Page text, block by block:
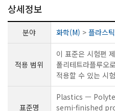
상세정보
분야 화학(M) > 플라스
적용 범위
이 표준은 시험편
폴리테트라플루오
적용할 수 있는 시
표준명
Plastics ㅡ
semi-finished